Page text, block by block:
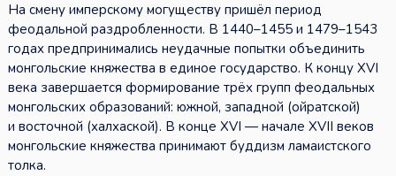
На смену имперскому могуществу пришёл период
феодальной раздробленности. В 1440–1455 и 1479–1543
годах предпринимались неудачные попытки объединить
монгольские княжества в единое государство. К концу XVI
века завершается формирование трёх групп феодальных
монгольских образований: южной, западной (ойратской)
и восточной (халхаской). В конце XVI — начале XVII веков
монгольские княжества принимают буддизм ламаистского
толка.